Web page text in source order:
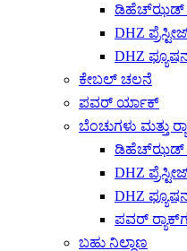
ಡಿಹೆಚ್‌ಝಡ್
DHZ
DHZ
ಕೇಬಲ್ ಚಲನೆ
ಪವರ್ ರ್ಯಾಕ್
ಬೆಂಚುಗಳು ಮತ್ತು
ಡಿಹೆಚ್‌ಝಡ್
DHZ
DHZ
ಪವರ್
ಬಹು ನಿಲ್ದಾಣ